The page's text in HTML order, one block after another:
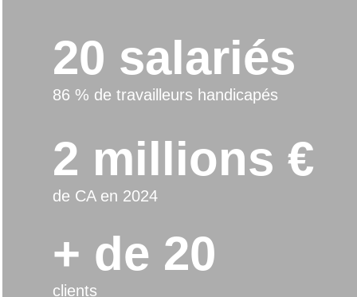
20 salariés
86 % de travailleurs handicapés
2 millions €
de CA en 2024
+ de 20
clients